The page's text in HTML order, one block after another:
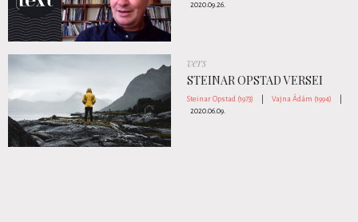
2020.09.26.
vers
STEINAR OPSTAD VERSEI
Steinar Opstad (1973) Vajna Ádám (1994)
2020.06.09.